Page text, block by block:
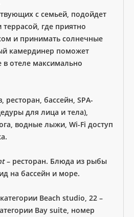
с семьей, подойдет
где приятно
и принимать солнечные
камердинер поможет
в отеле максимально
ресторан, бассейн, SPA-
для лица и тела),
водные лыжи, Wi-Fi доступ
– ресторан. Блюда из рыбы
на бассейн и море.
Beach studio, 22 –
Bay suite, номер